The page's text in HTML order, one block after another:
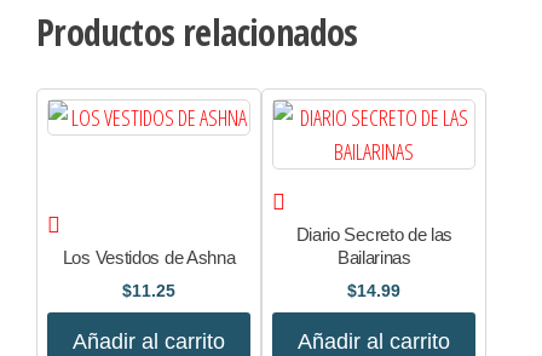
Productos relacionados
Los Vestidos de Ashna
$11.25
Añadir al carrito
Diario Secreto de las
Bailarinas
$14.99
Añadir al carrito